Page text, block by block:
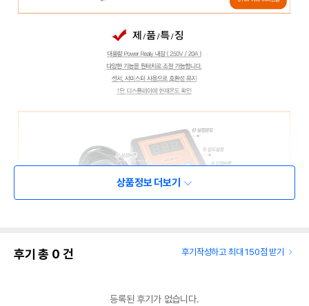
상품정보 더보기
후기 총 0 건 후기작성하고 최대 150점 받기
등록된 후기가 없습니다.